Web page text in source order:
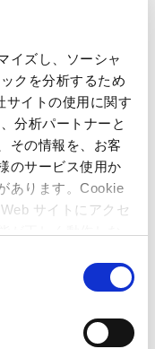
イズし、ソーシャ
クを分析するため
サイトの使用に関す
分析パートナーと
その情報を、お客
のサービス使用か
あります。Cookie
サイトにアクセ
す。